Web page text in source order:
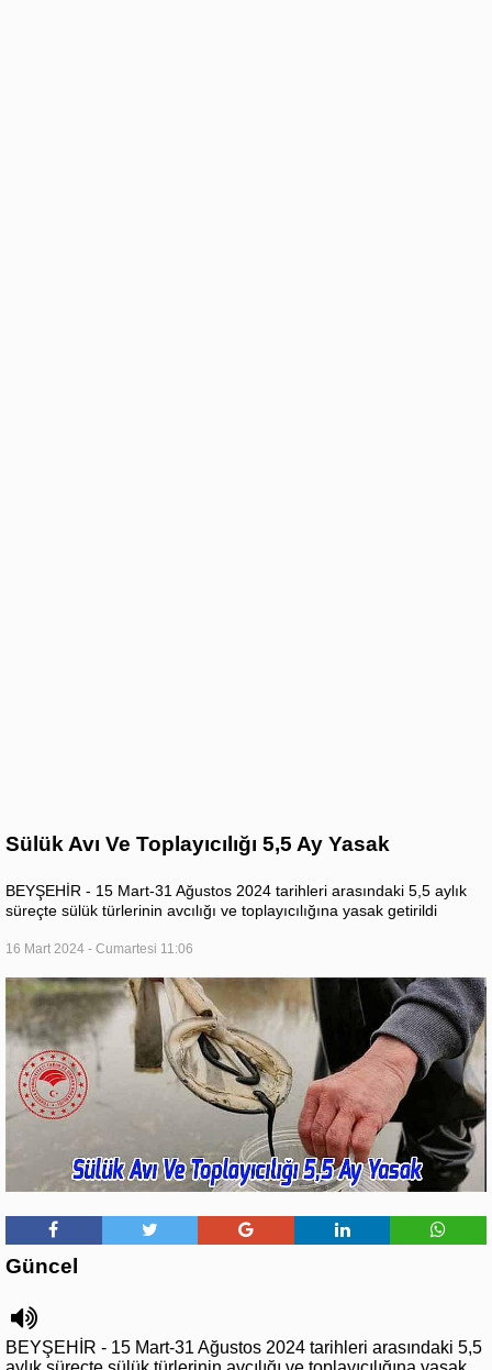
Sülük Avı Ve Toplayıcılığı 5,5 Ay Yasak
BEYŞEHİR - 15 Mart-31 Ağustos 2024 tarihleri arasındaki 5,5 aylık
süreçte sülük türlerinin avcılığı ve toplayıcılığına yasak getirildi
16 Mart 2024 - Cumartesi 11:06
Güncel
BEYŞEHİR - 15 Mart-31 Ağustos 2024 tarihleri arasındaki 5,5